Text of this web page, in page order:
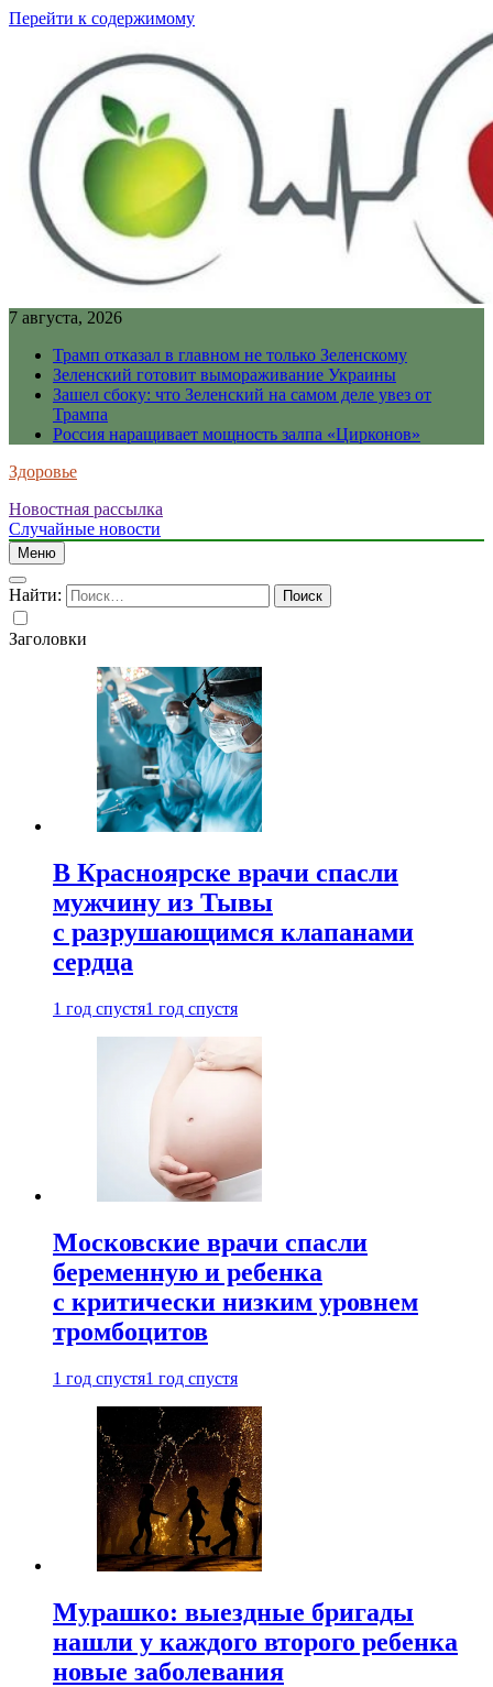
Перейти к содержимому
7 августа, 2026
Трамп отказал в главном не только Зеленскому
Зеленский готовит вымораживание Украины
Зашел сбоку: что Зеленский на самом деле увез от
Трампа
Россия наращивает мощность залпа «Цирконов»
Здоровье
Новостная рассылка
Случайные новости
Меню
Найти:
Заголовки
В Красноярске врачи спасли
мужчину из Тывы
с разрушающимся клапанами
сердца
1 год спустя1 год спустя
Московские врачи спасли
беременную и ребенка
с критически низким уровнем
тромбоцитов
1 год спустя1 год спустя
Мурашко: выездные бригады
нашли у каждого второго ребенка
новые заболевания